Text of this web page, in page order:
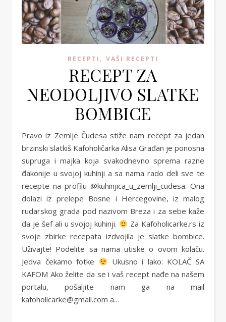
RECEPTI , VAŠI RECEPTI
RECEPT ZA
NEODOLJIVO SLATKE
BOMBICE
Pravo iz Zemlje Čudesa stiže nam recept za jedan
brzinski slatkiš Kafoholičarka Alisa Građan je ponosna
supruga i majka koja svakodnevno sprema razne
đakonije u svojoj kuhinji a sa nama rado deli sve te
recepte na profilu @kuhinjica_u_zemlji_cudesa. Ona
dolazi iz prelepe Bosne i Hercegovine, iz malog
rudarskog grada pod nazivom Breza i za sebe kaže
da je šef ali u svojoj kuhinji.
Za Kafoholicarke.rs iz
svoje zbirke recepata izdvojila je slatke bombice.
Uživajte! Podelite sa nama utiske o ovom kolaču.
Jedva čekamo fotke
Ukusno i lako: KOLAČ SA
KAFOM Ako želite da se i vaš recept nađe na našem
portalu, pošaljite nam ga na mail
kafoholicarke@gmail.com a…